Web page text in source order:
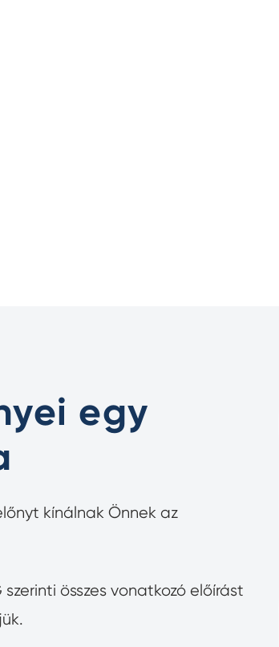
egy
kínálnak Önnek az
összes vonatkozó előírást